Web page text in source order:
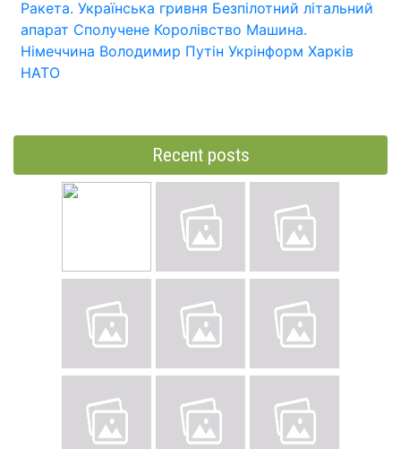
Ракета. Українська гривня Безпілотний літальний
апарат Сполучене Королівство Машина.
Німеччина Володимир Путін Укрінформ Харків
НАТО
Recent posts